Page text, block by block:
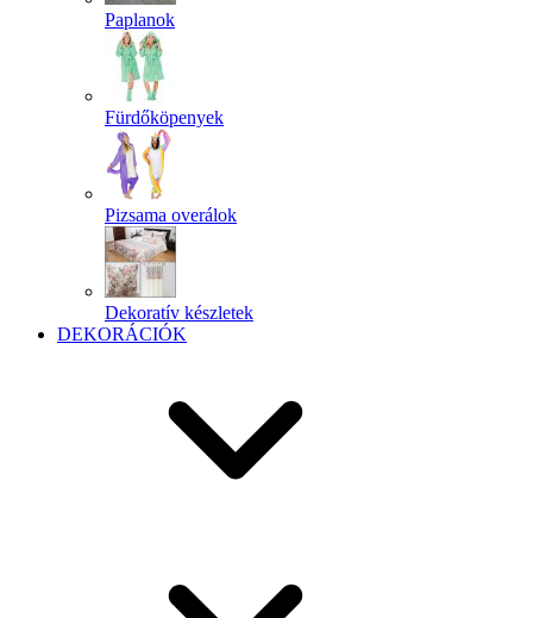
Paplanok
Fürdőköpenyek
Pizsama overálok
Dekoratív készletek
DEKORÁCIÓK